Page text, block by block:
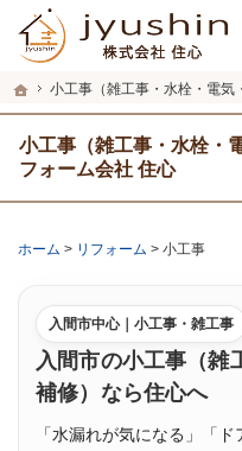
ホーム
小工事（雑工事・水栓・電気
小工事（雑工事・水栓・
フォーム会社 住心
プロの目線からご提案。入間市・所
入間市・所沢市・川越市のリフォー
ホーム > リフォーム > 小工事
入間市中心｜小工事・雑工事
入間市の小工事（雑
補修）なら住心へ
「水漏れが気になる」「